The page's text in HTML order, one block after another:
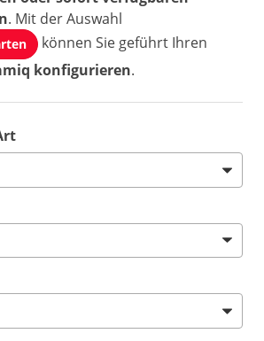
. Mit der Auswahl
können Sie geführt Ihren
konfigurieren.